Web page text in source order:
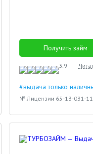
Получить займ
3.9
#выдача только
№ Лицензии 65-13-031-